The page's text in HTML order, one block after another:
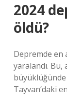
2024
öldü?
Depremde en
yaralandı.
Tayvan’daki